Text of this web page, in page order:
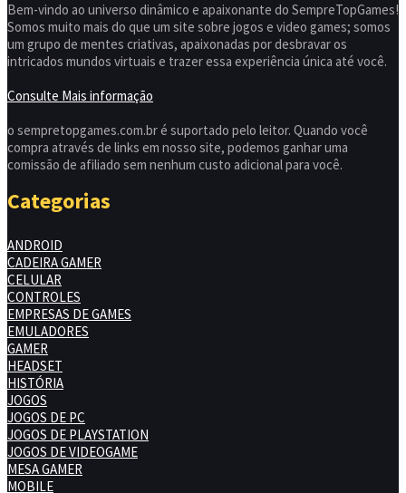
Bem-vindo ao universo dinâmico e apaixonante do SempreTopGames!
Somos muito mais do que um site sobre jogos e video games; somos
um grupo de mentes criativas, apaixonadas por desbravar os
intricados mundos virtuais e trazer essa experiência única até você.
Consulte Mais informação
o sempretopgames.com.br é suportado pelo leitor. Quando você
compra através de links em nosso site, podemos ganhar uma
comissão de afiliado sem nenhum custo adicional para você.
Categorias
ANDROID
CADEIRA GAMER
CELULAR
CONTROLES
EMPRESAS DE GAMES
EMULADORES
GAMER
HEADSET
HISTÓRIA
JOGOS
JOGOS DE PC
JOGOS DE PLAYSTATION
JOGOS DE VIDEOGAME
MESA GAMER
MOBILE